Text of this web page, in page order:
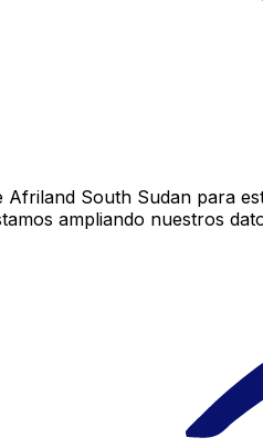
Afriland South Sudan para
ampliando nuestros